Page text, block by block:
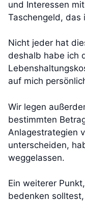
und Interessen
Taschengeld, das
Nicht jeder hat
deshalb habe ich
auf mich
Wir legen
bestimmten
Anlagestrategien
unterscheiden,
weggelassen.
Ein weiterer
bedenken